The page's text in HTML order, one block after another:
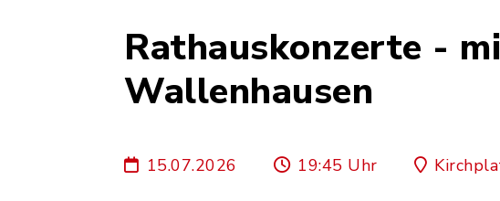
Rathauskonzerte -
Wallenhausen
15.07.2026 19:45 Uhr